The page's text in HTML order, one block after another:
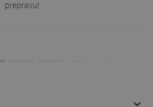
prepravu!
